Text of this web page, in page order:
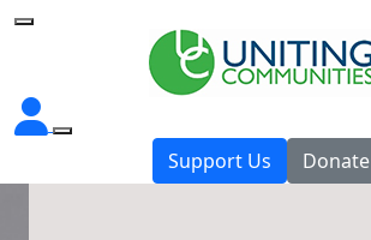
Support Us Donate